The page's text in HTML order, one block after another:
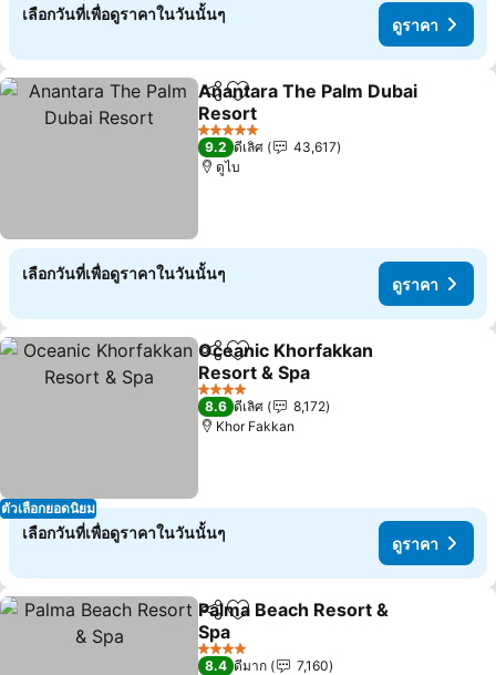
เลือกวันที่เพื่อดูราคาในวันนั้นๆ
ดูราคา
แชร์ เพิ่มในรายการโปรด
Anantara The Palm Dubai
Resort
ดูราคา
5 ดาว
9.2 ดีเลิศ
43,617
ดูไบ
เลือกวันที่เพื่อดูราคาในวันนั้นๆ
ดูราคา
ตัวเลือกยอดนิยม
แชร์ เพิ่มในรายการโปรด
Oceanic Khorfakkan
Resort & Spa
ดูราคา
4 ดาว
8.6 ดีเลิศ
8,172
Khor Fakkan
เลือกวันที่เพื่อดูราคาในวันนั้นๆ
ดูราคา
แชร์ เพิ่มในรายการโปรด
Palma Beach Resort &
Spa
ดูราคา
4 ดาว
8.4 ดีมาก
7,160